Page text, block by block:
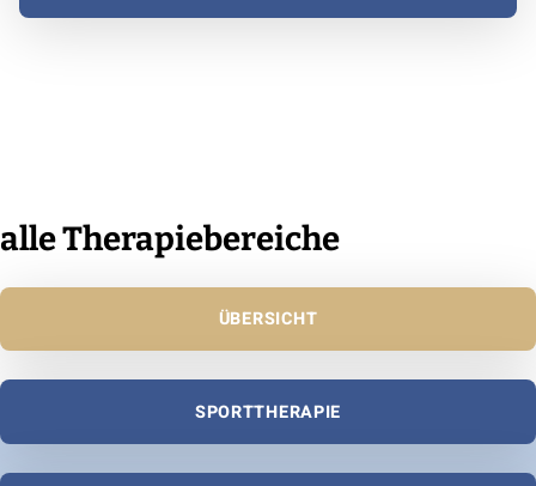
alle Therapiebereiche
ÜBERSICHT
SPORTTHERAPIE